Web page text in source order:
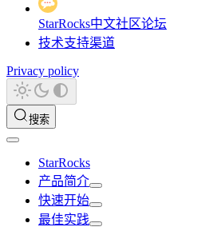
StarRocks中文社区论坛
技术支持渠道
Privacy policy
搜索
StarRocks
产品简介
快速开始
最佳实践